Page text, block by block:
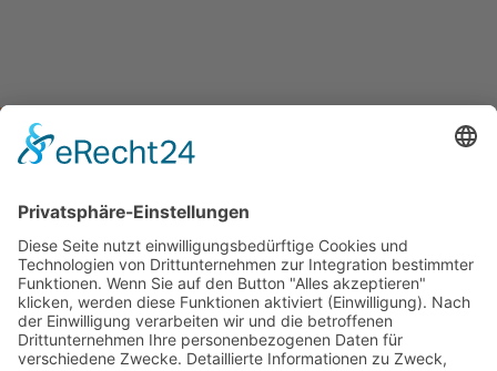
Vanuatu Gruppenreisen
Kontakt Newsletter AGB Datenschutz
Impressum Cookie Einstellungen